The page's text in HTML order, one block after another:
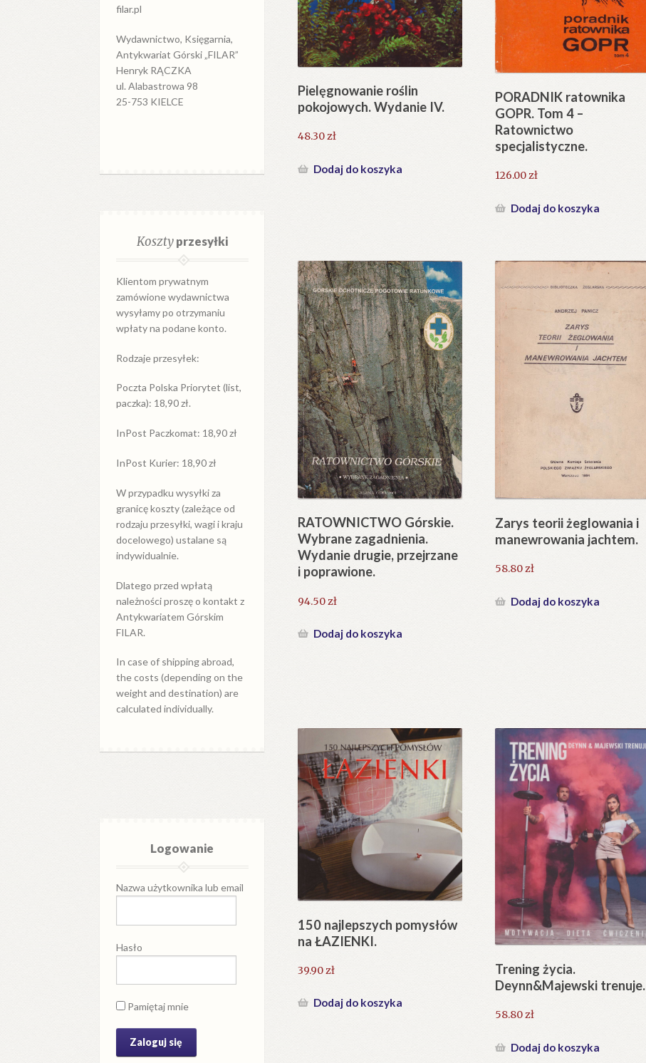
Pielęgnowanie roślin
pokojowych. Wydanie IV.
48.30zł
Dodaj do koszyka
PORADNIK ratownika
GOPR. Tom 4 –
Ratownictwo
specjalistyczne.
126.00zł
Dodaj do koszyka
RATOWNICTWO Górskie.
Wybrane zagadnienia.
Wydanie drugie, przejrzane
i poprawione.
94.50 zł
Dodaj do koszyka
Zarys teorii żeglowania i
manewrowania jachtem.
58.80zł
Dodaj do koszyka
150 najlepszych pomysłów
na ŁAZIENKI.
39.90zł
Dodaj do koszyka
Trening życia.
Deynn&Majewski trenuje.
58.80zł
Dodaj do koszyka
filar.pl
Wydawnictwo, Księgarnia,
Antykwariat Górski „FILAR”
Henryk RĄCZKA
ul. Alabastrowa 98
25-753 KIELCE
Kosztyprzesyłki
Klientom prywatnym
zamówione wydawnictwa
wysyłamy po otrzymaniu
wpłaty na podane konto.
Rodzaje przesyłek:
Poczta Polska Priorytet (list,
paczka): 18,90 zł.
InPost Paczkomat: 18,90 zł
InPost Kurier: 18,90 zł
W przypadku wysyłkiza
granicękoszty (zależące od
rodzaju przesyłki, wagi i kraju
docelowego) ustalane są
indywidualnie.
Dlatego przed wpłatą
należności proszę o kontakt z
Antykwariatem Górskim
FILAR.
In case of shipping abroad,
the costs (depending on the
weight and destination) are
calculated individually.
Logowanie
Nazwa użytkownika lub email
Hasło
Pamiętaj mnie